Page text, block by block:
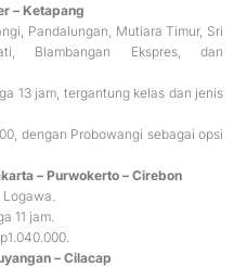
– Ketapang
Pandalungan, Mutiara Timur, Sri
Blambangan Ekspres, dan
13 jam, tergantung kelas dan jenis
dengan Probowangi sebagai opsi
– Purwokerto – Cirebon
11 jam.
– Cilacap